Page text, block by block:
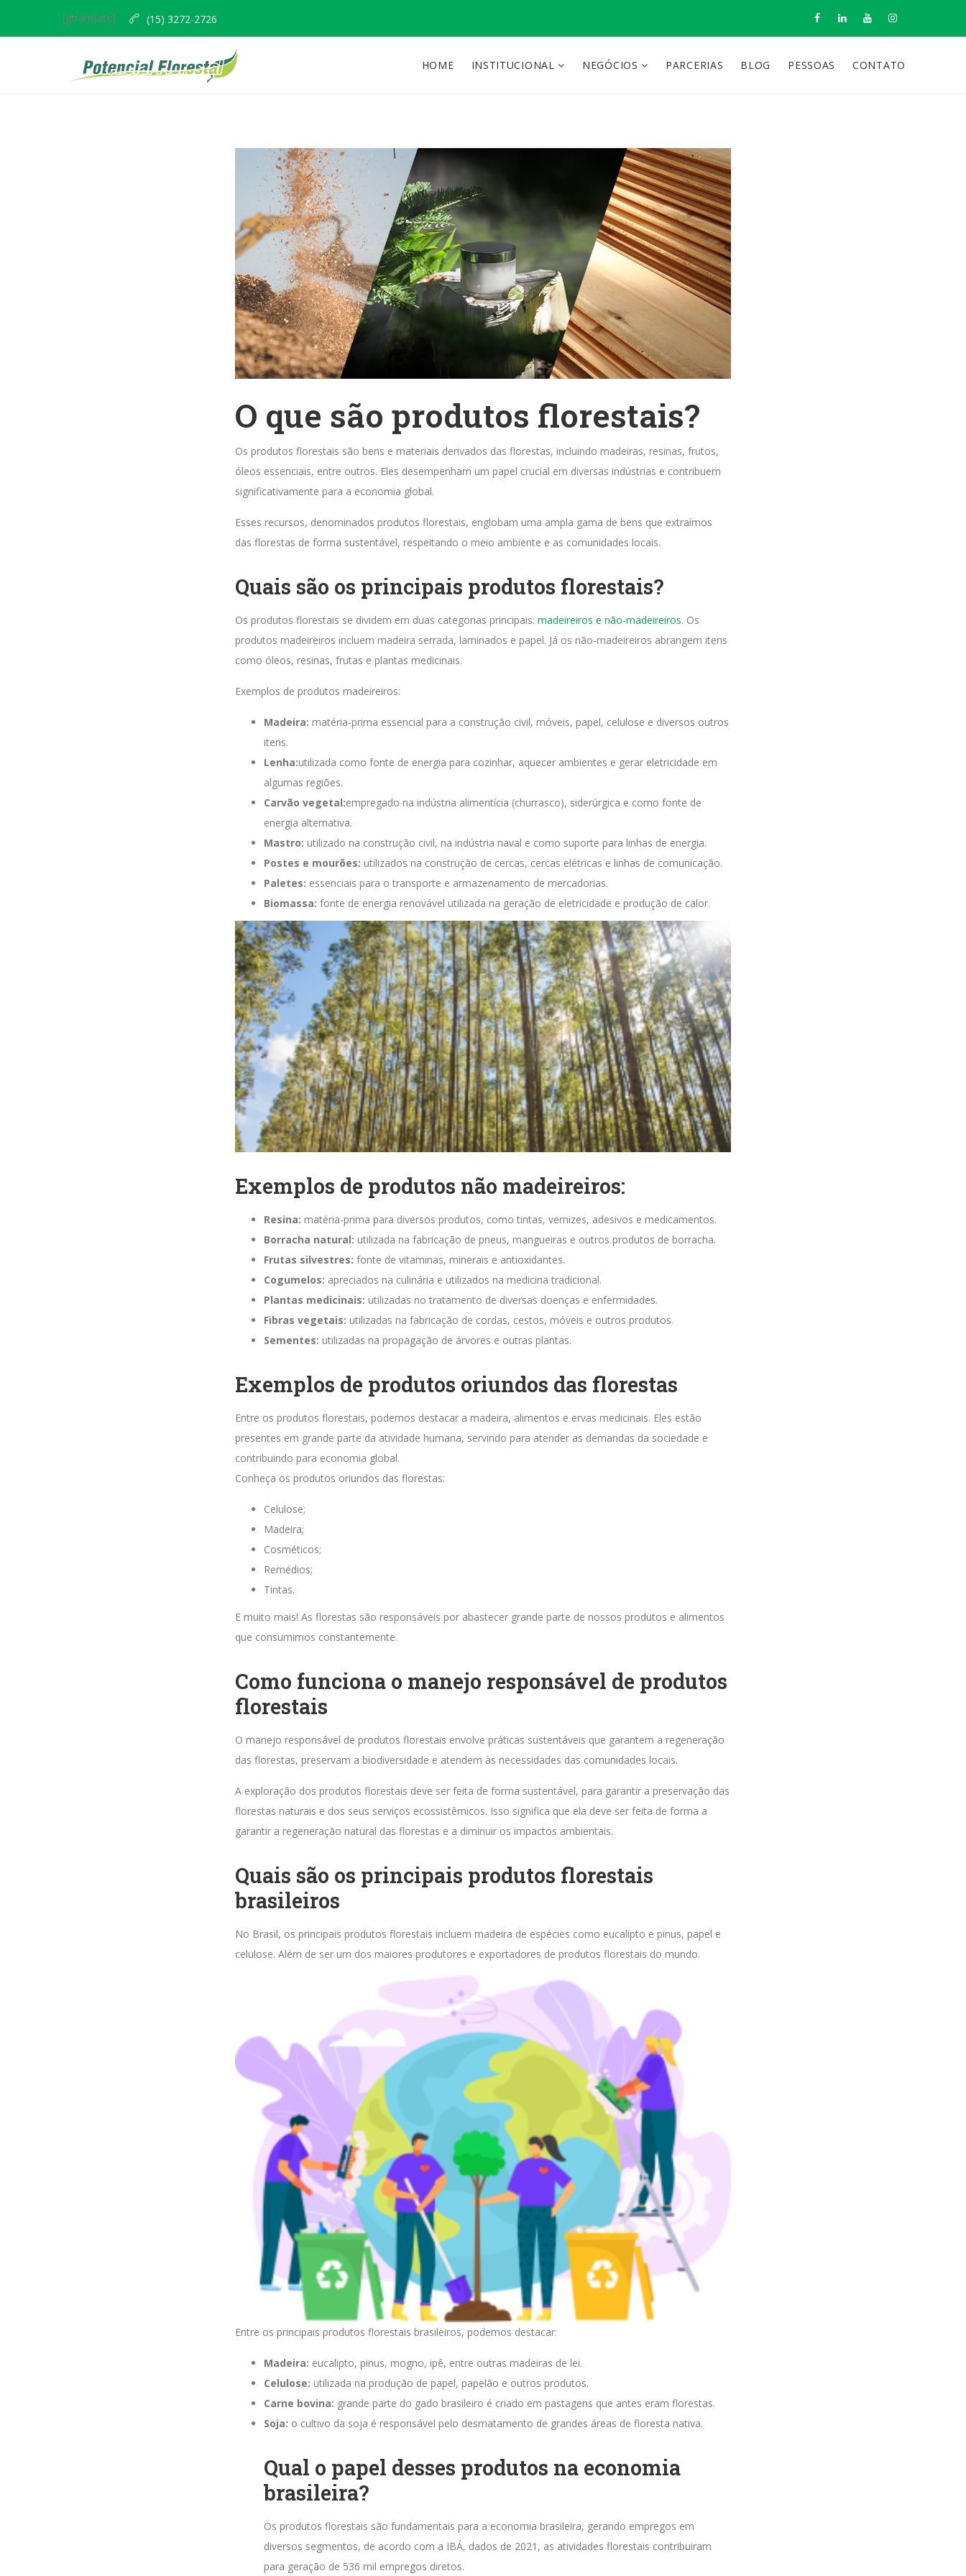
[gtranslate] (15) 3272-2726
HOME INSTITUCIONAL NEGÓCIOS PARCERIAS BLOG PESSOAS CONTATO
O que são produtos florestais?
Os produtos florestais são bens e materiais derivados das florestas, incluindo madeiras, resinas, frutos,
óleos essenciais, entre outros. Eles desempenham um papel crucial em diversas indústrias e contribuem
significativamente para a economia global.
Esses recursos, denominados produtos florestais, englobam uma ampla gama de bens que extraímos
das florestas de forma sustentável, respeitando o meio ambiente e as comunidades locais.
Quais são os principais produtos florestais?
Os produtos florestais se dividem em duas categorias principais: madeireiros e não-madeireiros. Os
produtos madeireiros incluem madeira serrada, laminados e papel. Já os não-madeireiros abrangem itens
como óleos, resinas, frutas e plantas medicinais.
Exemplos de produtos madeireiros:
Madeira: matéria-prima essencial para a construção civil, móveis, papel, celulose e diversos outros
itens.
Lenha:utilizada como fonte de energia para cozinhar, aquecer ambientes e gerar eletricidade em
algumas regiões.
Carvão vegetal:empregado na indústria alimentícia (churrasco), siderúrgica e como fonte de
energia alternativa.
Mastro: utilizado na construção civil, na indústria naval e como suporte para linhas de energia.
Postes e mourões: utilizados na construção de cercas, cercas elétricas e linhas de comunicação.
Paletes: essenciais para o transporte e armazenamento de mercadorias.
Biomassa: fonte de energia renovável utilizada na geração de eletricidade e produção de calor.
Exemplos de produtos não madeireiros:
Resina: matéria-prima para diversos produtos, como tintas, vernizes, adesivos e medicamentos.
Borracha natural: utilizada na fabricação de pneus, mangueiras e outros produtos de borracha.
Frutas silvestres: fonte de vitaminas, minerais e antioxidantes.
Cogumelos: apreciados na culinária e utilizados na medicina tradicional.
Plantas medicinais: utilizadas no tratamento de diversas doenças e enfermidades.
Fibras vegetais: utilizadas na fabricação de cordas, cestos, móveis e outros produtos.
Sementes: utilizadas na propagação de árvores e outras plantas.
Exemplos de produtos oriundos das florestas
Entre os produtos florestais, podemos destacar a madeira, alimentos e ervas medicinais. Eles estão
presentes em grande parte da atividade humana, servindo para atender as demandas da sociedade e
contribuindo para economia global.
Conheça os produtos oriundos das florestas:
Celulose;
Madeira;
Cosméticos;
Remédios;
Tintas.
E muito mais! As florestas são responsáveis por abastecer grande parte de nossos produtos e alimentos
que consumimos constantemente.
Como funciona o manejo responsável de produtos
florestais
O manejo responsável de produtos florestais envolve práticas sustentáveis que garantem a regeneração
das florestas, preservam a biodiversidade e atendem às necessidades das comunidades locais.
A exploração dos produtos florestais deve ser feita de forma sustentável, para garantir a preservação das
florestas naturais e dos seus serviços ecossistêmicos. Isso significa que ela deve ser feita de forma a
garantir a regeneração natural das florestas e a diminuir os impactos ambientais.
Quais são os principais produtos florestais
brasileiros
No Brasil, os principais produtos florestais incluem madeira de espécies como eucalipto e pinus, papel e
celulose. Além de ser um dos maiores produtores e exportadores de produtos florestais do mundo.
Entre os principais produtos florestais brasileiros, podemos destacar:
Madeira: eucalipto, pinus, mogno, ipê, entre outras madeiras de lei.
Celulose: utilizada na produção de papel, papelão e outros produtos.
Carne bovina: grande parte do gado brasileiro é criado em pastagens que antes eram florestas.
Soja: o cultivo da soja é responsável pelo desmatamento de grandes áreas de floresta nativa.
Qual o papel desses produtos na economia
brasileira?
Os produtos florestais são fundamentais para a economia brasileira, gerando empregos em
diversos segmentos, de acordo com a IBÁ, dados de 2021, as atividades florestais contribuiram
para geração de 536 mil empregos diretos.